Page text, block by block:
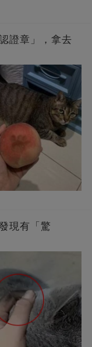
證章」，拿去
現有「驚